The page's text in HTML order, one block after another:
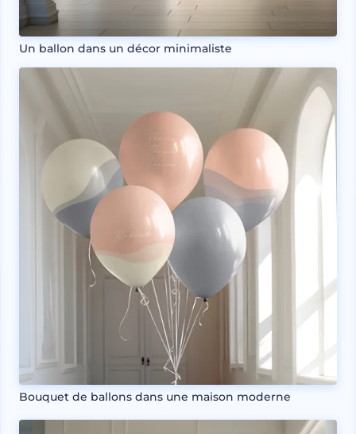
Un ballon dans un décor minimaliste
Bouquet de ballons dans une maison moderne